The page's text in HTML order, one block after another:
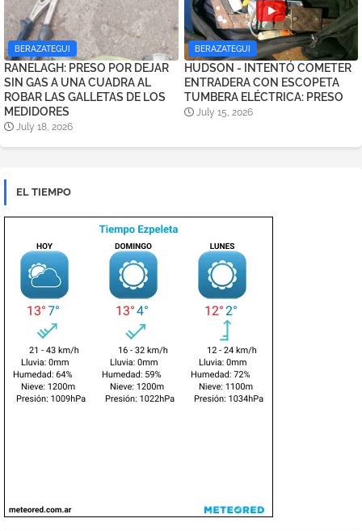
BERAZATEGUI
RANELAGH: PRESO POR DEJAR
SIN GAS A UNA CUADRA AL
ROBAR LAS GALLETAS DE LOS
MEDIDORES
July 18, 2026
BERAZATEGUI
HUDSON - INTENTÓ COMETER
ENTRADERA CON ESCOPETA
TUMBERA ELÉCTRICA: PRESO
July 15, 2026
EL TIEMPO